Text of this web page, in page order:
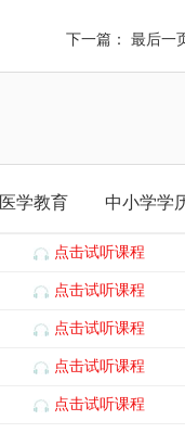
下一篇： 最后一
医学教育 中小学学
点击试听课程
点击试听课程
点击试听课程
点击试听课程
点击试听课程